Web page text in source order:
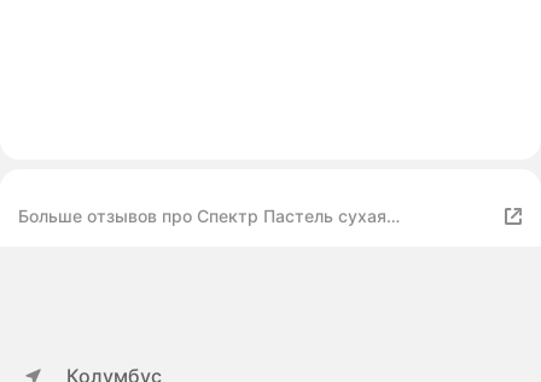
Больше отзывов про Спектр Пастель сухая
Колумбус